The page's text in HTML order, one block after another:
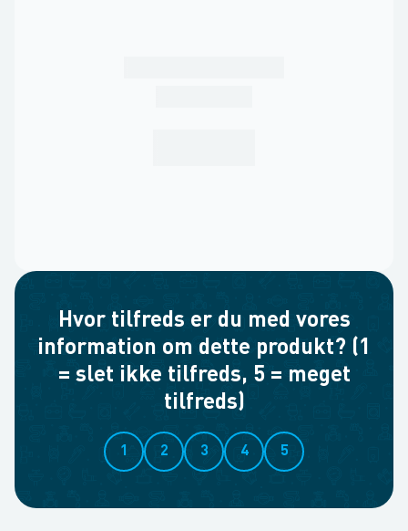
Hvor tilfreds er du med vores
information om dette produkt? (1
= slet ikke tilfreds, 5 = meget
tilfreds)
1 2 3 4 5